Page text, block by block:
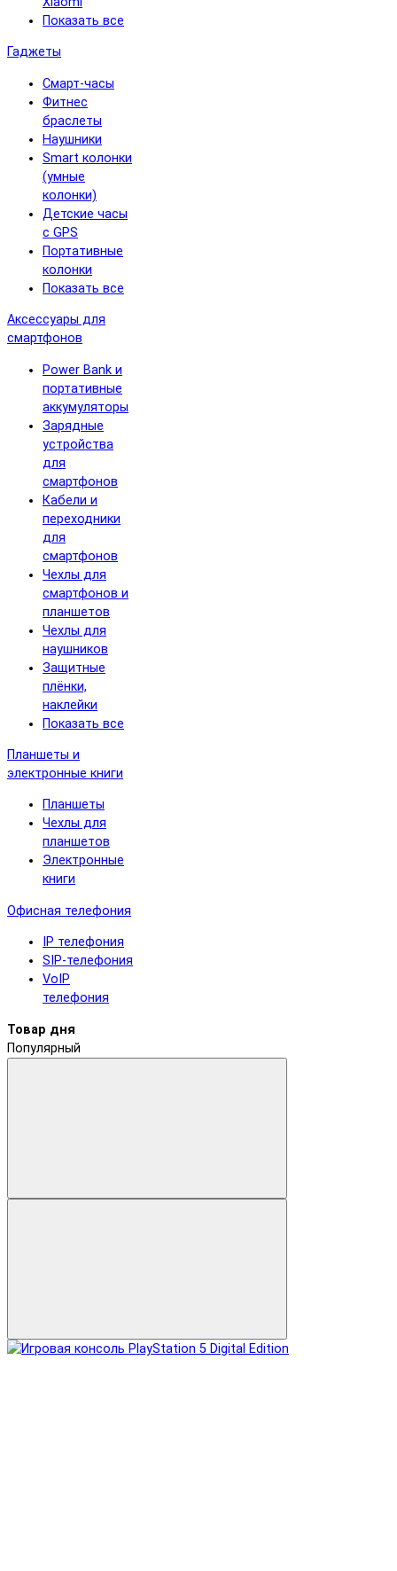
Показать все
Гаджеты
Смарт-часы
Фитнес
браслеты
Наушники
Smart колонки
(умные
колонки)
Детские часы
с GPS
Портативные
колонки
Показать все
Аксессуары для
смартфонов
Power Bank и
портативные
аккумуляторы
Зарядные
устройства
для
смартфонов
Кабели и
переходники
для
смартфонов
Чехлы для
смартфонов и
планшетов
Чехлы для
наушников
Защитные
плёнки,
наклейки
Показать все
Планшеты и
электронные книги
Планшеты
Чехлы для
планшетов
Электронные
книги
Офисная телефония
IP телефония
SIP-телефония
VoIP
телефония
Товар дня
Популярный